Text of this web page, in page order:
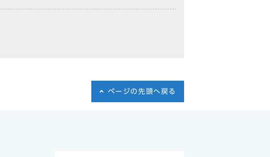
ページの先頭へ戻る